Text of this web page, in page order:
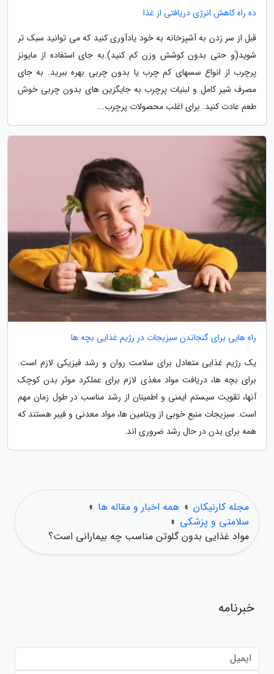
ده راه کاهش انرژی دریافتی از غذا
قبل از سر زدن به آشپزخانه به خود یادآوری کنید که می توانید سبک تر
شوید(و حتی بدون کوشش وزن کم کنید).به جای استفاده از مایونز
پرچرب از انواع سسهای کم چرب یا بدون چربی بهره ببرید. به جای
مصرف شیر کامل و لبنیات پرچرب به جایگزین های بدون چربی خوش
طعم عادت کنید. برای اغلب محصولات پرچرب...
راه هایی برای گنجاندن سبزیجات در رژیم غذایی بچه ها
یک رژیم غذایی متعادل برای سلامت روان و رشد فیزیکی لازم است.
برای بچه ها، دریافت مواد مغذی لازم برای عملکرد موثر بدن کوچک
آنها، تقویت سیستم ایمنی و اطمینان از رشد مناسب در طول زمان مهم
است. سبزیجات منبع خوبی از ویتامین ها، مواد معدنی و فیبر هستند که
همه برای بدن در حال رشد ضروری اند.
مجله کارنیکان » همه اخبار و مقاله ها »
سلامتی و پزشکی »
مواد غذایی بدون گلوتن مناسب چه بیمارانی است؟
خبرنامه